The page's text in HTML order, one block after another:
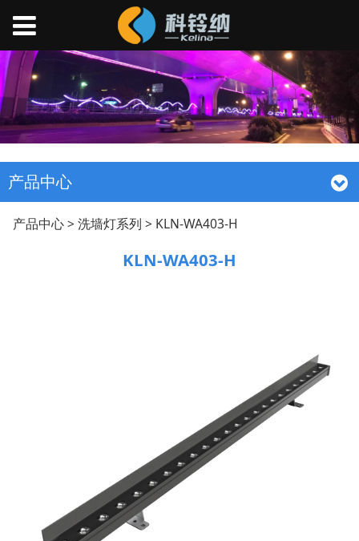
产品中心
KLN-WA403-H
产品中心>洗墙灯系列 > KLN-WA403-H
KLN-WA403-H